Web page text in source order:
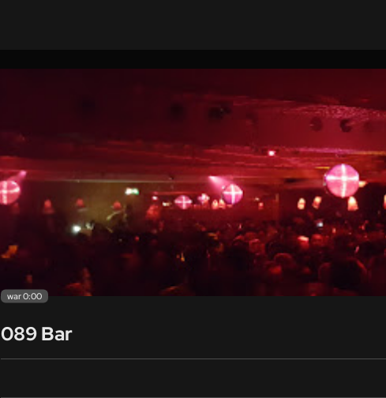
war 0:00
089 Bar